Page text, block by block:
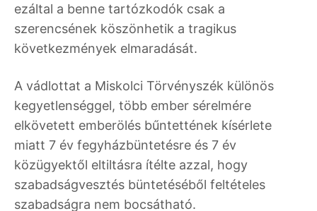
ezáltal a benne tartózkodók csak a
szerencsének köszönhetik a tragikus
következmények elmaradását.
A vádlottat a Miskolci Törvényszék különös
kegyetlenséggel, több ember sérelmére
elkövetett emberölés bűntettének kísérlete
miatt 7 év fegyházbüntetésre és 7 év
közügyektől eltiltásra ítélte azzal, hogy
szabadságvesztés büntetéséből feltételes
szabadságra nem bocsátható.